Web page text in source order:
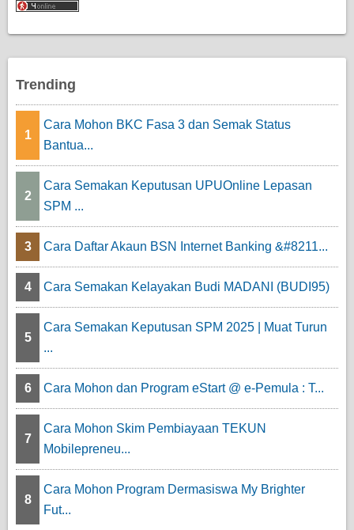
Trending
1
Cara Mohon BKC Fasa 3 dan Semak Status
Bantua...
2
Cara Semakan Keputusan UPUOnline Lepasan
SPM ...
3 Cara Daftar Akaun BSN Internet Banking &#8211...
4 Cara Semakan Kelayakan Budi MADANI (BUDI95)
5
Cara Semakan Keputusan SPM 2025 | Muat Turun
...
6 Cara Mohon dan Program eStart @ e-Pemula : T...
7
Cara Mohon Skim Pembiayaan TEKUN
Mobilepreneu...
8
Cara Mohon Program Dermasiswa My Brighter
Fut...